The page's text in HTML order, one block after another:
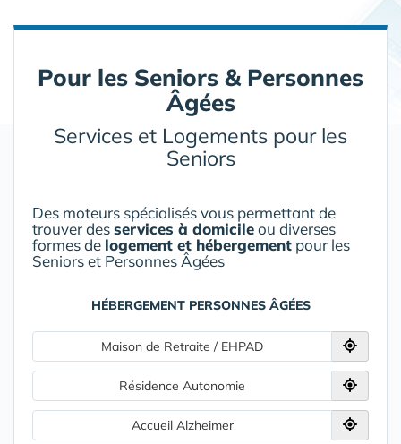
Pour les Seniors & Personnes
Âgées
Services et Logements pour les
Seniors
Des moteurs spécialisés vous permettant de
trouver desservices à domicileou diverses
formes de logement et hébergement pour les
Seniors et Personnes Âgées
HÉBERGEMENT PERSONNES ÂGÉES
Maison de Retraite / EHPAD
Résidence Autonomie
Accueil Alzheimer